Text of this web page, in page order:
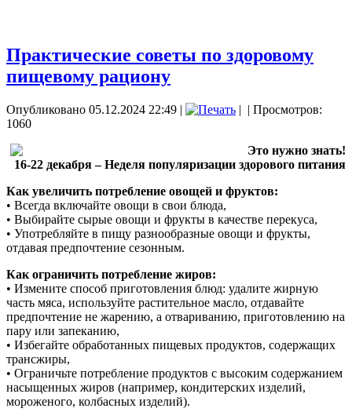
Практические советы по здоровому
пищевому рациону
Опубликовано 05.12.2024 22:49 | | | Просмотров:
1060
Это нужно знать!
16-22 декабря – Неделя популяризации здорового питания
Как увеличить потребление овощей и фруктов:
• Всегда включайте овощи в свои блюда,
• Выбирайте сырые овощи и фрукты в качестве перекуса,
• Употребляйте в пищу разнообразные овощи и фрукты,
отдавая предпочтение сезонным.
Как ограничить потребление жиров:
• Измените способ приготовления блюд: удалите жирную
часть мяса, используйте растительное масло, отдавайте
предпочтение не жарению, а отвариванию, приготовлению на
пару или запеканию,
• Избегайте обработанных пищевых продуктов, содержащих
трансжиры,
• Ограничьте потребление продуктов с высоким содержанием
насыщенных жиров (например, кондитерских изделий,
мороженого, колбасных изделий).